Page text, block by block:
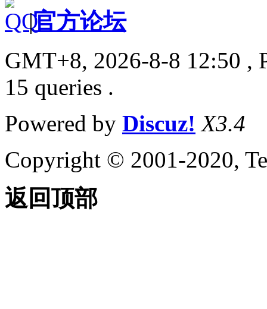
|官方论坛
GMT+8, 2026-8-8 12:50 ,
15 queries .
Powered by Discuz! X3.4
Copyright © 2001-2020,
返回顶部